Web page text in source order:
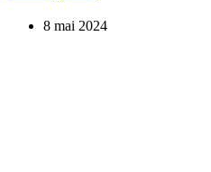
8 mai 2024